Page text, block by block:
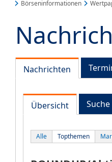
Börseninformationen
Nachrichten
Übersicht Suche
Alle Topthemen